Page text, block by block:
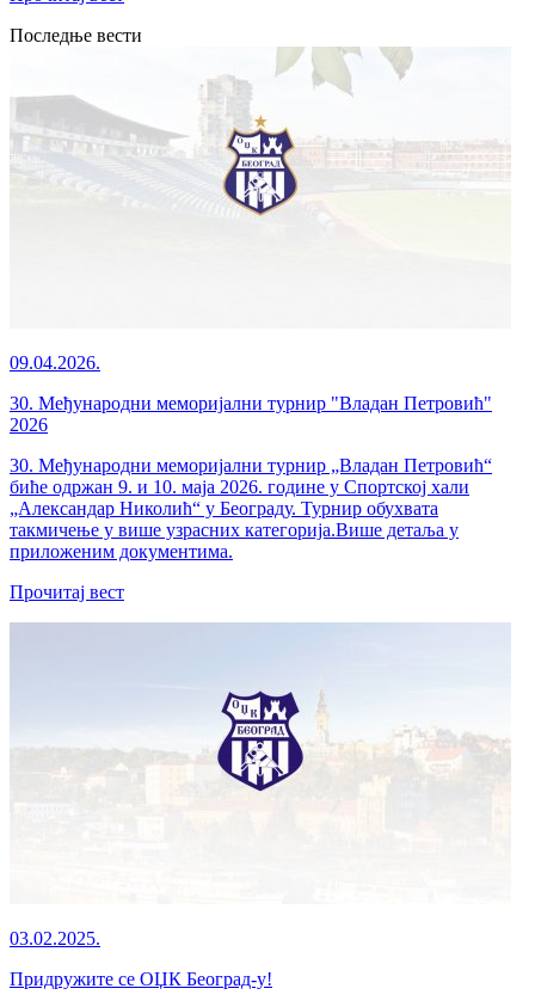
Последње вести
09.04.2026.
30. Међународни меморијални турнир "Владан Петровић"
2026
30. Међународни меморијални турнир „Владан Петровић“
биће одржан 9. и 10. маја 2026. године у Спортској хали
„Александар Николић“ у Београду. Турнир обухвата
такмичење у више узрасних категорија.Више детаља у
приложеним документима.
Прочитај вест
03.02.2025.
Придружите се ОЏК Београд-у!